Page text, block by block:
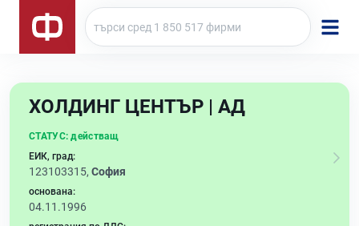
ХОЛДИНГ ЦЕНТЪР | АД
СТАТУС: действащ
ЕИК, град:
123103315, София
основана:
04.11.1996